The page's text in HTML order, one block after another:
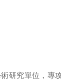
研究單位，專